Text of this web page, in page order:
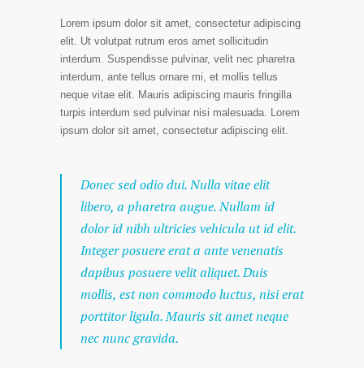
Lorem ipsum dolor sit amet, consectetur adipiscing
elit. Ut volutpat rutrum eros amet sollicitudin
interdum. Suspendisse pulvinar, velit nec pharetra
interdum, ante tellus ornare mi, et mollis tellus
neque vitae elit. Mauris adipiscing mauris fringilla
turpis interdum sed pulvinar nisi malesuada. Lorem
ipsum dolor sit amet, consectetur adipiscing elit.
Donec sed odio dui. Nulla vitae elit
libero, a pharetra augue. Nullam id
dolor id nibh ultricies vehicula ut id elit.
Integer posuere erat a ante venenatis
dapibus posuere velit aliquet. Duis
mollis, est non commodo luctus, nisi erat
porttitor ligula. Mauris sit amet neque
nec nunc gravida.